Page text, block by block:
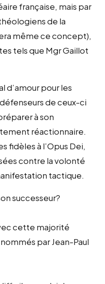
française, mais par
de la
même ce concept),
tels que Mgr Gaillot
d’amour pour les
de ceux-ci
à son
réactionnaire.
fidèles à l’Opus Dei,
contre la volonté
tactique.
successeur?
cette majorité
par Jean-Paul